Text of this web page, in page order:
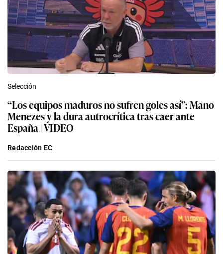
Selección
“Los equipos maduros no sufren goles así”: Mano
Menezes y la dura autrocrítica tras caer ante
España | VIDEO
Redacción EC